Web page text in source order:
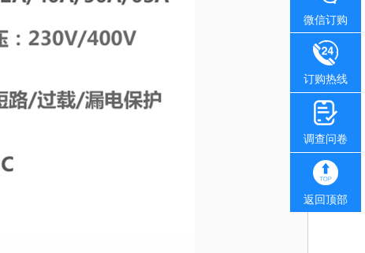
微信订购
订购热线
调查问卷
返回顶部